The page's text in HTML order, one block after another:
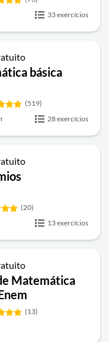
33 exercícios
básica
(519)
28 exercícios
(20)
13 exercícios
Matemática
(13)